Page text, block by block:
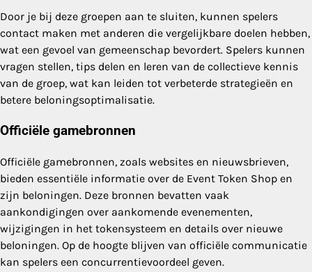
Door je bij deze groepen aan te sluiten, kunnen spelers
contact maken met anderen die vergelijkbare doelen hebben,
wat een gevoel van gemeenschap bevordert. Spelers kunnen
vragen stellen, tips delen en leren van de collectieve kennis
van de groep, wat kan leiden tot verbeterde strategieën en
betere beloningsoptimalisatie.
Officiële gamebronnen
Officiële gamebronnen, zoals websites en nieuwsbrieven,
bieden essentiële informatie over de Event Token Shop en
zijn beloningen. Deze bronnen bevatten vaak
aankondigingen over aankomende evenementen,
wijzigingen in het tokensysteem en details over nieuwe
beloningen. Op de hoogte blijven van officiële communicatie
kan spelers een concurrentievoordeel geven.